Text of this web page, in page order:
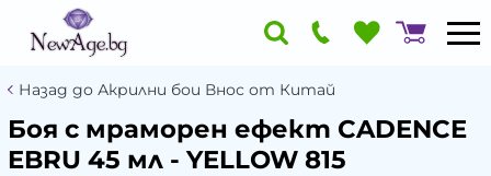
Назад до Акрилни бои Внос от Китай
Боя с мраморен ефект CADENCE
EBRU 45 мл - YELLOW 815